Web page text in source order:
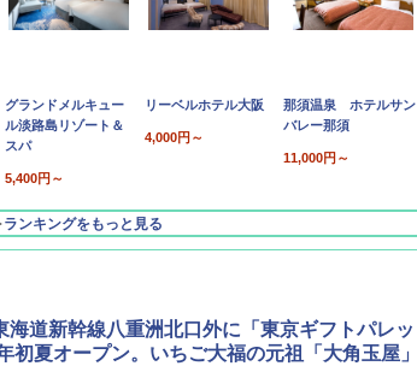
グランドメルキュー
ル淡路島リゾート＆
スパ
5,400円～
リーベルホテル大阪
4,000円～
那須温泉 ホテルサン
バレー那須
11,000円～
ランキングをもっと見る
海道新幹線八重洲北口外に「東京ギフトパレッ
初夏オープン。いちご大福の元祖「大角玉屋」